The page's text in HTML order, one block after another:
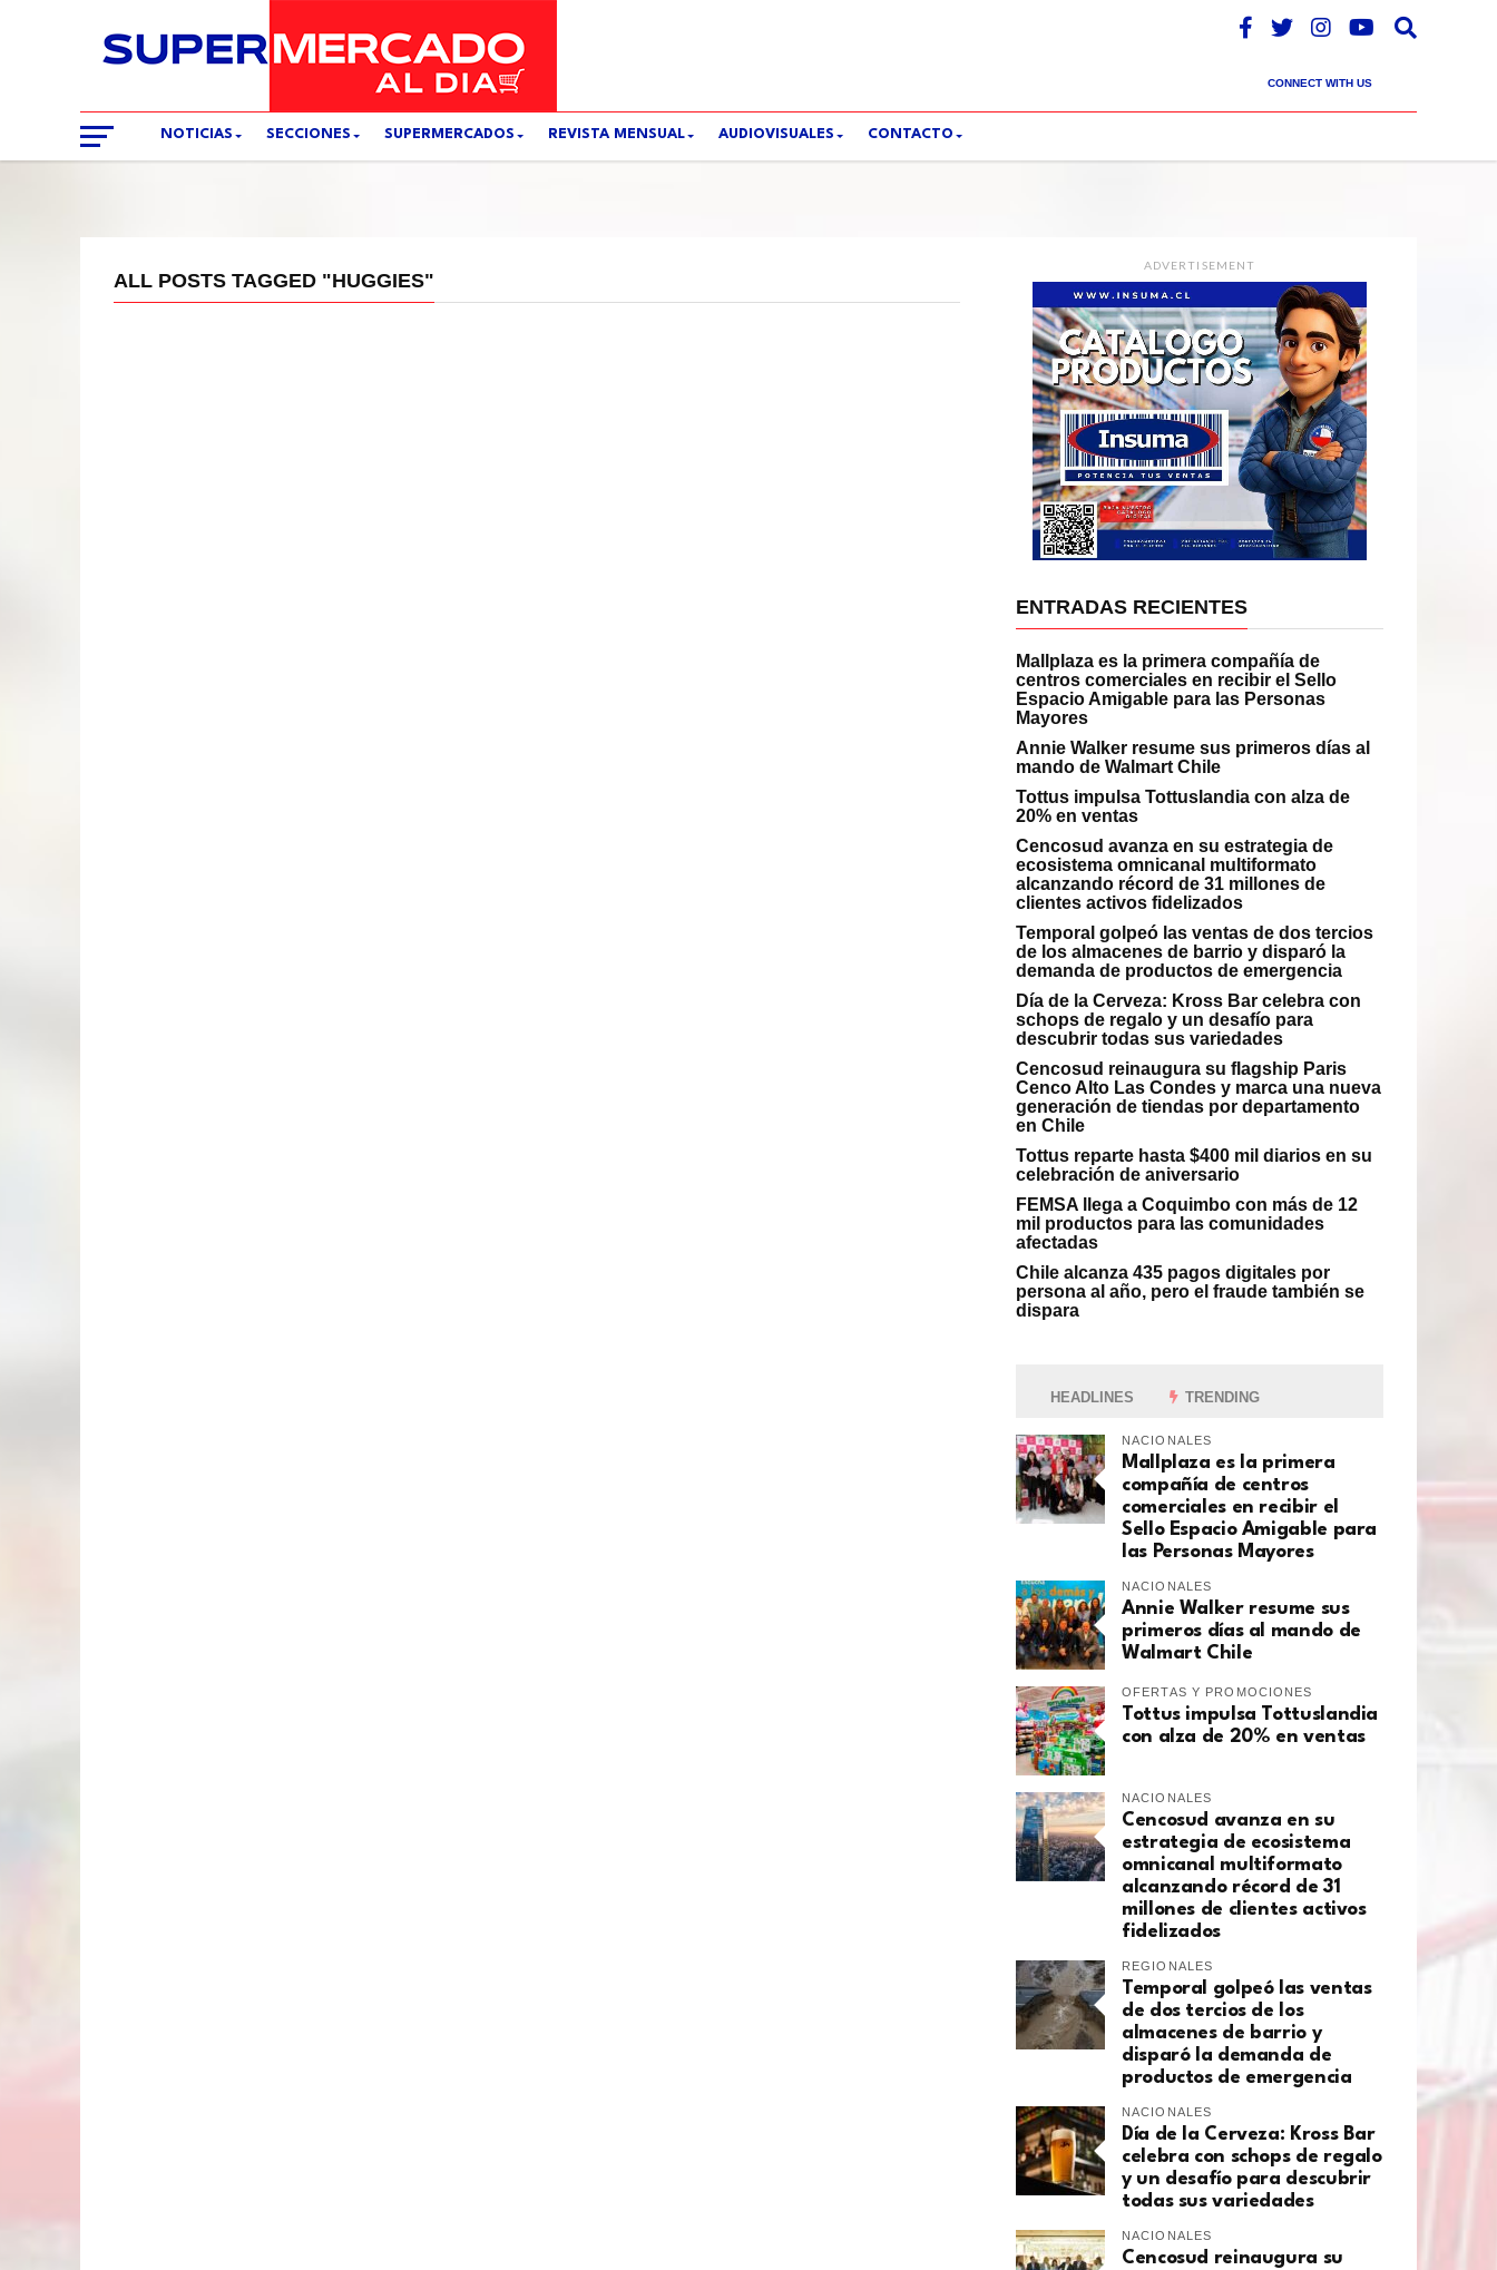
CONNECT WITH US
NOTICIAS SECCIONES SUPERMERCADOS REVISTA MENSUAL AUDIOVISUALES CONTACTO
ALL POSTS TAGGED "HUGGIES"
ADVERTISEMENT
ENTRADAS RECIENTES
Mallplaza es la primera compañía de
centros comerciales en recibir el Sello
Espacio Amigable para las Personas
Mayores
Annie Walker resume sus primeros días al
mando de Walmart Chile
Tottus impulsa Tottuslandia con alza de
20% en ventas
Cencosud avanza en su estrategia de
ecosistema omnicanal multiformato
alcanzando récord de 31 millones de
clientes activos fidelizados
Temporal golpeó las ventas de dos tercios
de los almacenes de barrio y disparó la
demanda de productos de emergencia
Día de la Cerveza: Kross Bar celebra con
schops de regalo y un desafío para
descubrir todas sus variedades
Cencosud reinaugura su flagship Paris
Cenco Alto Las Condes y marca una nueva
generación de tiendas por departamento
en Chile
Tottus reparte hasta $400 mil diarios en su
celebración de aniversario
FEMSA llega a Coquimbo con más de 12
mil productos para las comunidades
afectadas
Chile alcanza 435 pagos digitales por
persona al año, pero el fraude también se
dispara
HEADLINES TRENDING
NACIONALES
Mallplaza es la primera
compañía de centros
comerciales en recibir el
Sello Espacio Amigable para
las Personas Mayores
NACIONALES
Annie Walker resume sus
primeros días al mando de
Walmart Chile
OFERTAS Y PROMOCIONES
Tottus impulsa Tottuslandia
con alza de 20% en ventas
NACIONALES
Cencosud avanza en su
estrategia de ecosistema
omnicanal multiformato
alcanzando récord de 31
millones de clientes activos
fidelizados
REGIONALES
Temporal golpeó las ventas
de dos tercios de los
almacenes de barrio y
disparó la demanda de
productos de emergencia
NACIONALES
Día de la Cerveza: Kross Bar
celebra con schops de regalo
y un desafío para descubrir
todas sus variedades
NACIONALES
Cencosud reinaugura su